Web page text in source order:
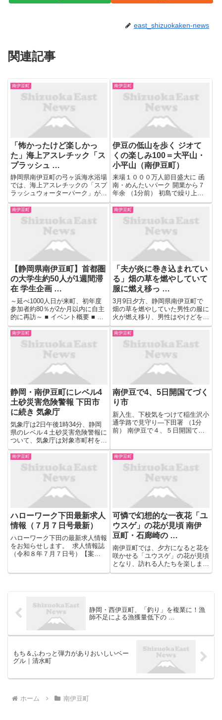
east_shizuokaken-news
関連記事
南伊豆町
「怖かったけど楽しかっ
た」海上アスレチック「ス
プラッシュ …
静岡県南伊豆町の弓ヶ浜海水浴場
では、海上アスレチックの「スプ
ラッシュウォーターパーク」が2
年ぶりに設置され、人気を集めて
います。 【写真を見る】「怖か
ったけど楽しかった」海上アスレ
チック「スプラッシュウォーター
パーク」2年ぶりに設置 海水浴...
南伊豆町
伊豆の低山を歩く ジオて
くの楽しみ100＝大平山・
小平山（南伊豆町）
来場１０００万人節目盛大に 函
南・めんたいパーク 開業から７
年余 （1分前） 初島で繰り上げ
投票 衆院選―熱海 （1分前） 伊
東市ビジネスプランコンテストの
最優秀賞と優秀賞決まる （1分
前） 初島丼合戦が開幕 漁師自慢
の一杯提供 熱海 （1...
南伊豆町
【静岡県南伊豆町】首都圏
の大学生約50人が1週間滞
在 学生企画 …
～延べ1000人日が来町、初年度
参加者約80％が2か月以内に自主
的に再訪～ ■ イベント概要 ■ 開
催背景：南伊豆町における「若者
の空白」に対する新たな処方箋
1. 「18歳で必ず町を出る」止ま
らない若者の流出 南伊豆町に
は、町内はおろか通...
南伊豆町
「夫が炎に巻き込まれてい
る」畑の草を燃やしていて
服に燃え移っ …
3月9日夕方、静岡県南伊豆町で
畑の草を燃やしていた男性の服に
火が燃え移り、男性はやけどを負
い運ばれた病院で死亡が確認され
ました。 警察によりますと、9日
午後4時過ぎ、南伊豆町市之瀬で
「畑で夫が炎に巻き込まれてい
る」と、女性から通報がありま
南伊豆町
静岡・南伊豆町にレベル4
土砂災害危険警報 下田市
に続き 気象庁
気象庁は2日午後1時34分、静岡
県のレベル４土砂災害危険警報に
ついて、気象庁は対象市町村を追
加しました。危険な場所から避難
が必要な気象状況となっていま
す。安全な場所への移動など適切
な避難行動を速やかにとって下さ
い。お住まいの市町村からの避
南伊豆町
南伊豆で4、5日開国てづく
り市
新入生、下校気をつけて稲生沢小
通学路で見守り―下田署 （1分
前） 南伊豆で４、５日開国てづ
共事業 勝俣衆院 （1分前） 研さ
ん成果光る１５点 仏の里で生け
花展―函南 （1分前） ...
南伊豆町
ハローワーク下田最新求人
情報（７月７日号最新）
ハローワーク下田の最新求人情報
をお知らせします。 求人情報誌
（令和８年７月７日号）【案
南伊豆町
可憐で幻想的な一夜花「ユ
ウスゲ」の花が見頃 南伊
豆町・石廊崎の …
南伊豆町では、夕方になると花を
咲かせる「ユウスゲ」の花が見頃
となり、訪れる人たちを楽しませ
ています。 ユウスゲはユリ科の
の...
静岡・西伊豆町、「釣り」を複業に！漁
師不足による漁獲量低下の …
もち＆ふわっと弾力がありおいしいベー
グル｜清水町
ホーム 南伊豆町